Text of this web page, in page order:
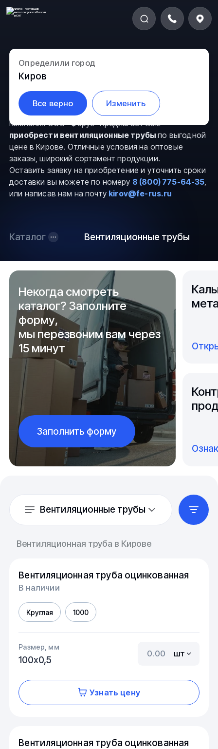
Определили город
Киров
Все верно Изменить
Вентиляционная труба
в Кирове
Компания ООО “Ферус” предлагает Вам
приобрести вентиляционные трубыпо выгодной
цене в Кирове. Отличные условия на оптовые
заказы, широкий сортамент продукции.
Оставить заявку на приобретение и уточнить сроки
доставки вы можете по номеру 8 (800) 775-64-35,
или написав нам на почту kirov@fe-rus.ru
Каталог Вентиляционные трубы
Некогда смотреть
каталог? Заполните
форму,
мы перезвоним вам через
15 минут
Заполнить форму
Вентиляционные трубы
Вентиляционная труба в Кирове
Вентиляционная труба оцинкованная
В наличии
Круглая 1000
Размер, мм
100х0,5
шт
Узнать цену
Вентиляционная труба оцинкованная